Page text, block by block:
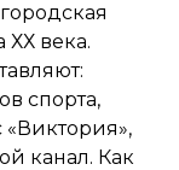
ХХ века.
спорта,
канал. Как